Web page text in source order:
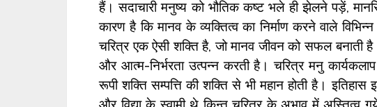
हैं। सदाचारी मनुष्य को भौतिक कष्ट भले ही झेलने पड़ें,
कारण है कि मानव के व्यक्तित्व का निर्माण करने वाले
चरित्र एक ऐसी शक्ति है, जो मानव जीवन को सफल बनाती
और आत्म-निर्भरता उत्पन्न करती है। चरित्र मनु
रूपी शक्ति सम्पत्ति की शक्ति से भी महान होती है।